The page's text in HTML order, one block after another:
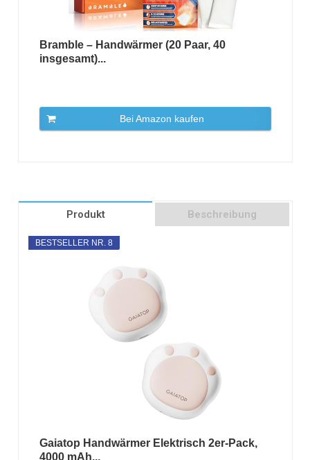
Bramble – Handwärmer (20 Paar, 40
insgesamt)...
Bei Amazon kaufen
Produkt Beschreibung
BESTSELLER NR. 8
Gaiatop Handwärmer Elektrisch 2er-Pack,
4000 mAh...